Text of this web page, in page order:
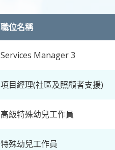
職位名稱
Services Manager 3
項目經理(社區及照顧者支援)
高級特殊幼兒工作員
特殊幼兒工作員